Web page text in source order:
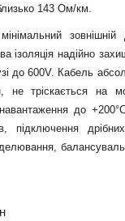
143 Ом/км.
ізоляція надійно
до 600V. Кабель
не тріскається на
до
підключення
,